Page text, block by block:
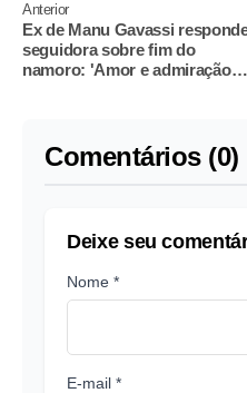
Anterior
Ex de Manu Gavassi
seguidora sobre fim do
namoro: 'Amor e admiração
Comentários (0)
Deixe seu
Nome *
E-mail *